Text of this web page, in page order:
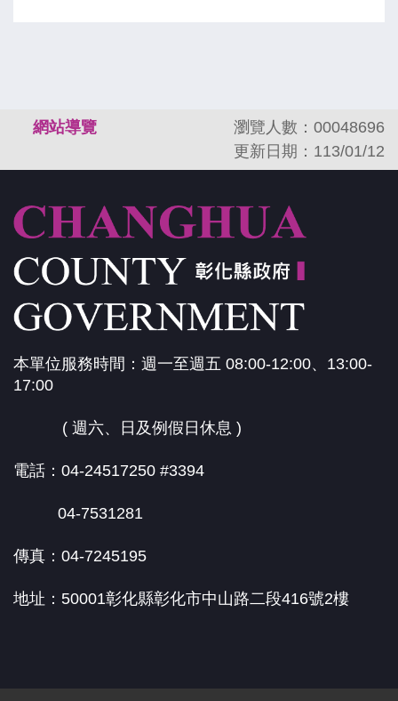
網站導覽
瀏覽人數：00048696
更新日期：113/01/12
本單位服務時間：週一至週五 08:00-12:00、13:00-
17:00
( 週六、日及例假日休息 )
電話：04-24517250 #3394
04-7531281
傳真：04-7245195
地址：50001彰化縣彰化市中山路二段416號2樓